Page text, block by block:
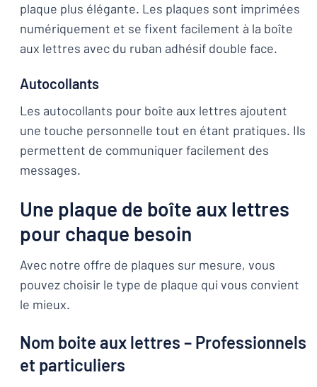
plaque plus élégante. Les plaques sont imprimées
numériquement et se fixent facilement à la boîte
aux lettres avec du ruban adhésif double face.
Autocollants
Les autocollants pour boîte aux lettres ajoutent
une touche personnelle tout en étant pratiques. Ils
permettent de communiquer facilement des
messages.
Une plaque de boîte aux lettres
pour chaque besoin
Avec notre offre de plaques sur mesure, vous
pouvez choisir le type de plaque qui vous convient
le mieux.
Nom boite aux lettres – Professionnels
et particuliers